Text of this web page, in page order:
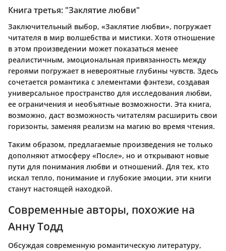
Книга третья: "Заклятие любви"
Заключительный выбор, «Заклятие любви», погружает
читателя в мир волшебства и мистики. Хотя отношение
в этом произведении может показаться менее
реалистичным, эмоциональная привязанность между
героями погружает в невероятные глубины чувств. Здесь
сочетается романтика с элементами фэнтези, создавая
универсальное пространство для исследования любви,
ее ограничения и необъятные возможности. Эта книга,
возможно, даст возможность читателям расширить свои
горизонты, заменяя реализм на магию во время чтения.
Таким образом, предлагаемые произведения не только
дополняют атмосферу «После», но и открывают новые
пути для понимания любви и отношений. Для тех, кто
искал тепло, понимание и глубокие эмоции, эти книги
станут настоящей находкой.
Современные авторы, похожие на
Анну Тодд
Обсуждая современную романтическую литературу,